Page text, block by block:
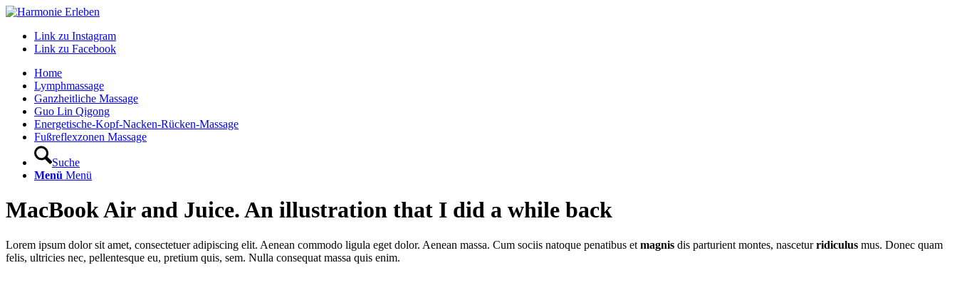
Link zu Instagram
Link zu Facebook
Home
Lymphmassage
Ganzheitliche Massage
Guo Lin Qigong
Energetische-Kopf-Nacken-Rücken-Massage
Fußreflexzonen Massage
Suche
Menü Menü
MacBook Air and Juice. An illustration that I did a while back
Lorem ipsum dolor sit amet, consectetuer adipiscing elit. Aenean commodo ligula eget dolor. Aenean massa. Cum sociis natoque penatibus et magnis dis parturient montes, nasceturridiculus mus. Donec quam
felis, ultricies nec, pellentesque eu, pretium quis, sem. Nulla consequat massa quis enim.